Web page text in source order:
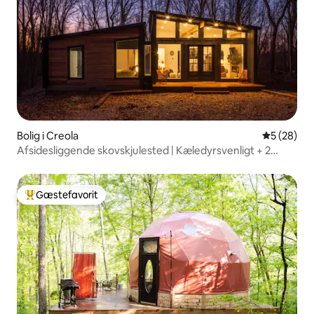
Bolig i Creola 5 ud af 5 i
5 (28)
Afsidesliggende skovskjulested | Kæledyrsvenligt + 2
Bedste gæstefavorit
Gæstefavorit